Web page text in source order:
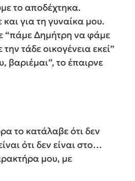
το αποδέχτηκα.
για τη γυναίκα μου.
“πάμε Δημήτρη να φάμε
τάδε οικογένεια εκεί”
βαριέμαι”, το έπαιρνε
το κατάλαβε ότι δεν
ότι δεν είναι στο…
μου, με